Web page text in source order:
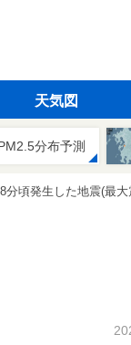
天気図
分布予測
分頃発生した地震(最大